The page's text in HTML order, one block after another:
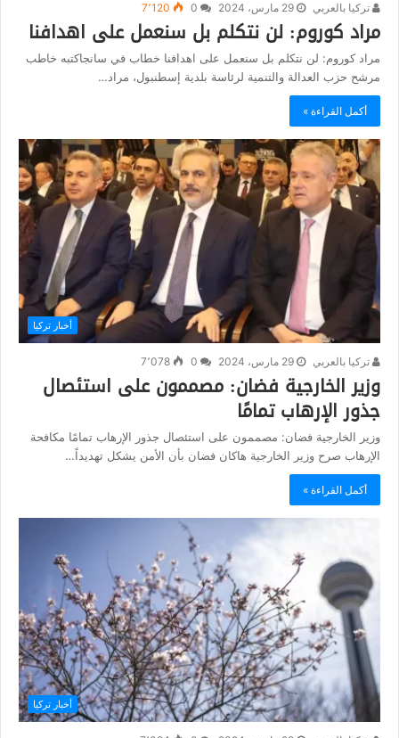
تركيا بالعربي 29 مارس، 2024 7٬120
مراد كوروم: لن نتكلم بل سنعمل على اهدافنا
مراد كوروم: لن نتكلم بل سنعمل على اهدافنا خطاب في سانجاكتبه خاطب
مرشح حزب العدالة والتنمية لرئاسة بلدية إسطنبول، مراد…
أكمل القراءة »
أخبار تركيا
تركيا بالعربي 29 مارس، 2024 7٬078
وزير الخارجية فضان: مصممون على استئصال
جذور الإرهاب تمامًا
وزير الخارجية فضان: مصممون على استئصال جذور الإرهاب تمامًا مكافحة
الإرهاب صرح وزير الخارجية هاكان فضان بأن الأمن يشكل تهديداً…
أكمل القراءة »
أخبار تركيا